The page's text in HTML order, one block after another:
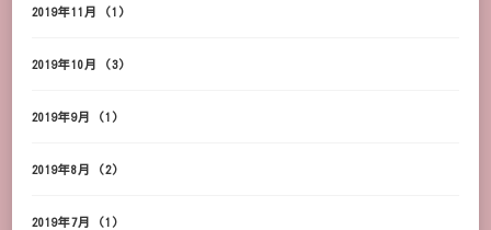
2019年11月 (1)
2019年10月 (3)
2019年9月 (1)
2019年8月 (2)
2019年7月 (1)